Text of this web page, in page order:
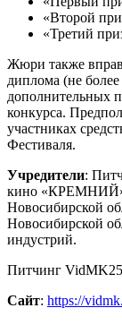
«Второй
«Третий
Жюри также
диплома (не
дополнительных
конкурса.
участниках
Фестиваля.
Учредители:
кино «КРЕМНИЙ»,
Новосибирской
Новосибирской
индустрий.
Питчинг VidMK25
Сайт: https://